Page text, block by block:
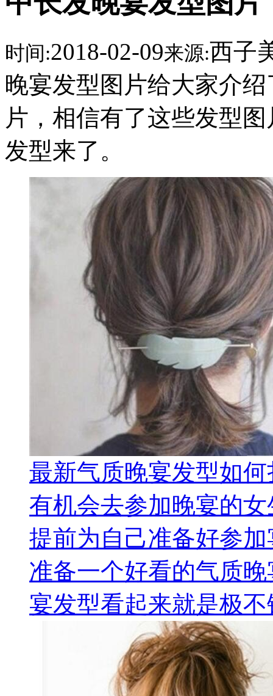
时间:2018-02-09来源:西子
晚宴发型图片给大家介
片，相信有了这些发型
发型来了。
最新气质晚宴发型如何
有机会去参加晚宴的
提前为自己准备好参
准备一个好看的气质
宴发型看起来就是极